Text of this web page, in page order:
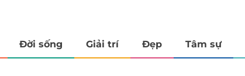
Đời sống Giải trí Đẹp Tâm sự